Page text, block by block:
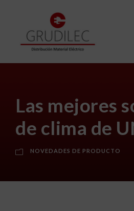
Las mejores
de clima de
NOVEDADES DE PRODUCTO